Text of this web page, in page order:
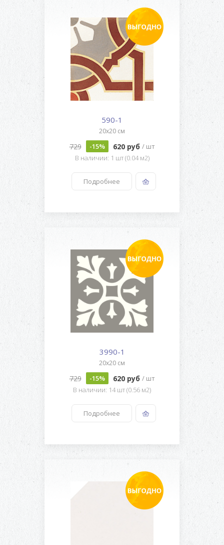
590-1
20x20 см
729 -15% 620 руб / шт
В наличии: 1 шт (0.04 м2)
Подробнее
3990-1
20x20 см
729 -15% 620 руб / шт
В наличии: 14 шт (0.56 м2)
Подробнее